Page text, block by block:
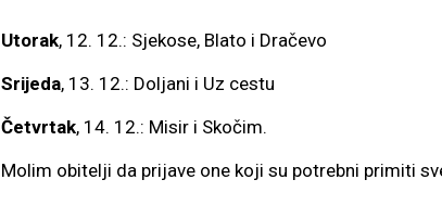
Utorak, 12. 12.: Sjekose, Blato i Dračevo
Srijeda, 13. 12.: Doljani i Uz cestu
Četvrtak, 14. 12.: Misir i Skočim.
Molim obitelji da prijave one koji su potrebni primiti